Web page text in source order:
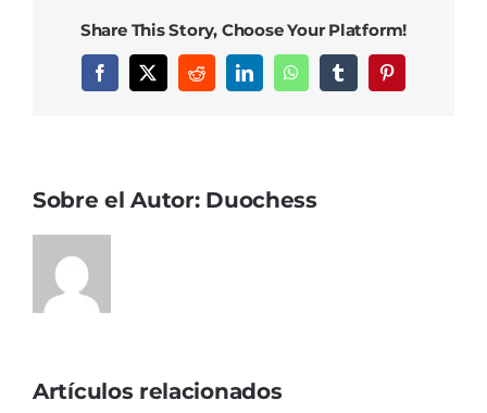
Share This Story, Choose Your Platform!
Facebook
X RedditLinkedInWhatsAppTumblrPinterest
Sobre el Autor: Duochess
Artículos relacionados